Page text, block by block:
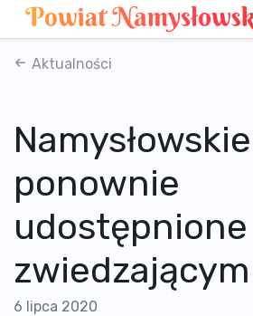
Aktualności
ponownie
udostępnione
zwiedzającym
6 lipca 2020